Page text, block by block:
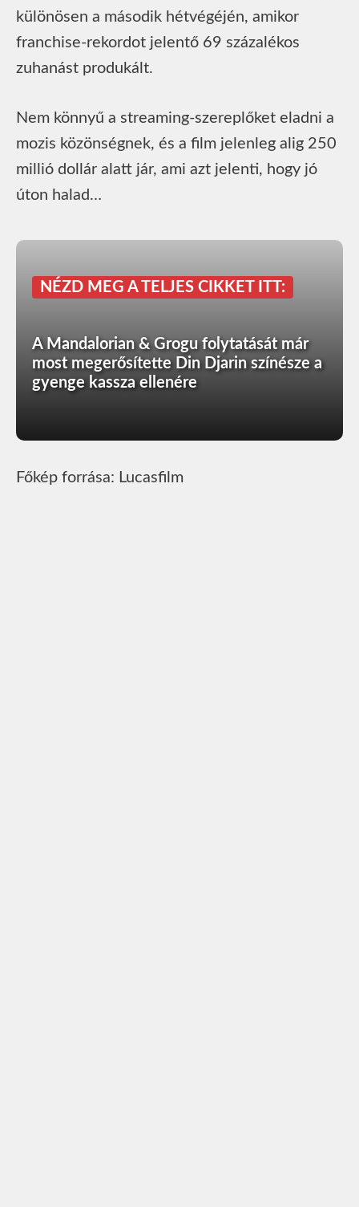
különösen a második hétvégéjén, amikor
franchise-rekordot jelentő 69 százalékos
zuhanást produkált.
Nem könnyű a streaming-szereplőket eladni a
mozis közönségnek, és a film jelenleg alig 250
millió dollár alatt jár, ami azt jelenti, hogy jó
úton halad…
NÉZD MEG A TELJES CIKKET ITT:
A Mandalorian & Grogu folytatását már
most megerősítette Din Djarin színésze a
gyenge kassza ellenére
Főkép forrása: Lucasfilm